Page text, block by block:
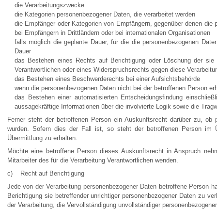
die Verarbeitungszwecke
die Kategorien personenbezogener Daten, die verarbeitet werden
die Empfänger oder Kategorien von Empfängern, gegenüber denen
bei Empfängern in Drittländern oder bei internationalen Organisationen
falls möglich die geplante Dauer, für die die personenbezogenen
Dauer
das Bestehen eines Rechts auf Berichtigung oder Löschung der sie
Verantwortlichen oder eines Widerspruchsrechts gegen diese
das Bestehen eines Beschwerderechts bei einer Aufsichtsbehörde
wenn die personenbezogenen Daten nicht bei der betroffenen Person
das Bestehen einer automatisierten Entscheidungsfindung
aussagekräftige Informationen über die involvierte Logik sowie die
Ferner steht der betroffenen Person ein Auskunftsrecht darüber zu,
wurden. Sofern dies der Fall ist, so steht der betroffenen Person im
Übermittlung zu erhalten.
Möchte eine betroffene Person dieses Auskunftsrecht in Anspruch
Mitarbeiter des für die Verarbeitung Verantwortlichen wenden.
c) Recht auf Berichtigung
Jede von der Verarbeitung personenbezogener Daten betroffene Person
Berichtigung sie betreffender unrichtiger personenbezogener Daten zu
der Verarbeitung, die Vervollständigung unvollständiger